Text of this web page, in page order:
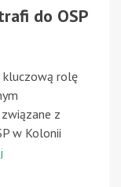
do OSP
kluczową rolę
z
w Kolonii